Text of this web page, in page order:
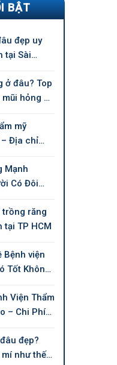
BẬT
đẹp uy
tại Sài
ở đâu? Top
hỏng uy
mỹ
– Địa chỉ
Mạnh
Có Đôi
trồng răng
tại TP HCM
Bệnh viện
Tốt Không,
Viện Thẩm
– Chi Phí
đẹp?
như thế